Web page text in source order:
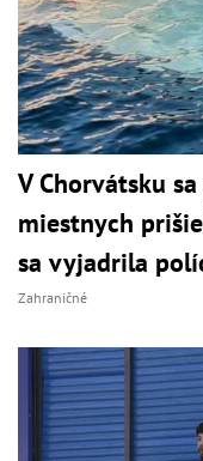
V Chorvátsku
miestnych
sa vyjadrila
Zahraničné